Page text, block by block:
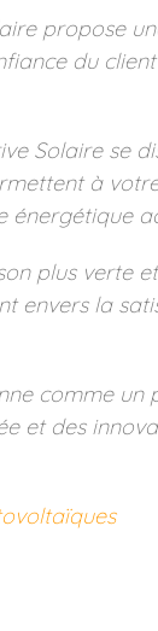
propose
du
Solaire
à
plus verte
envers la
comme
et des